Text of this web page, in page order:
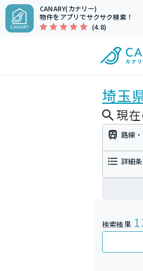
CANARY(カナリー)
物件をアプリでサクサク検索！
(4.8)
埼玉
現
路線
詳細
検索結果